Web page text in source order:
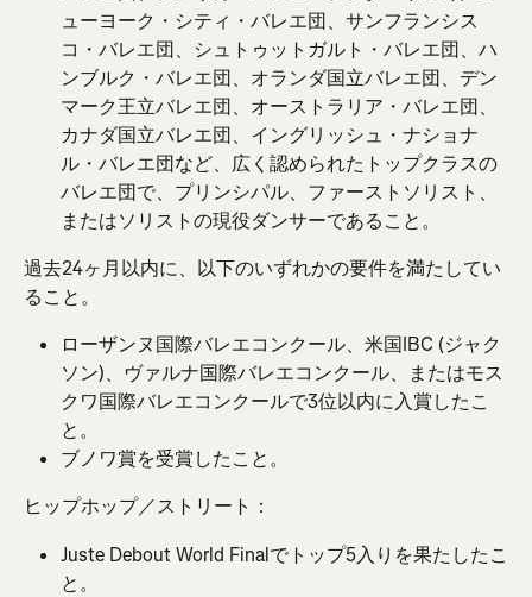
ューヨーク・シティ・バレエ団、サンフランシス
コ・バレエ団、シュトゥットガルト・バレエ団、ハ
ンブルク・バレエ団、オランダ国立バレエ団、デン
マーク王立バレエ団、オーストラリア・バレエ団、
カナダ国立バレエ団、イングリッシュ・ナショナ
ル・バレエ団など、広く認められたトップクラスの
バレエ団で、プリンシパル、ファーストソリスト、
またはソリストの現役ダンサーであること。
過去24ヶ月以内に、以下のいずれかの要件を満たしてい
ること。
ローザンヌ国際バレエコンクール、米国IBC (ジャク
ソン)、ヴァルナ国際バレエコンクール、またはモス
クワ国際バレエコンクールで3位以内に入賞したこ
と。
ブノワ賞を受賞したこと。
ヒップホップ／ストリート：
Juste Debout World Finalでトップ5入りを果たしたこ
と。